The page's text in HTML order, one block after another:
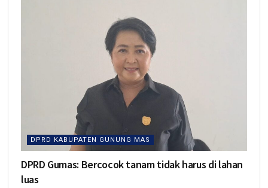
DPRD KABUPATEN GUNUNG MAS
DPRD Gumas: Bercocok tanam tidak harus di lahan
luas